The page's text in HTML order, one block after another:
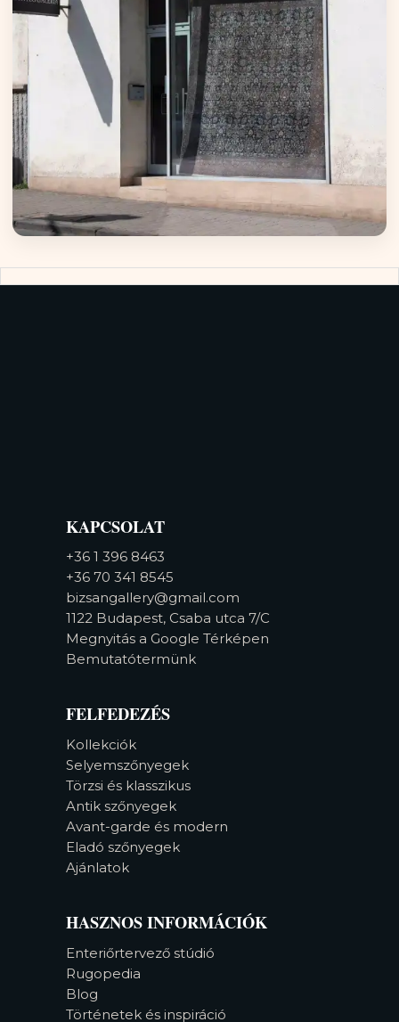
KAPCSOLAT
+36 1 396 8463
+36 70 341 8545
bizsangallery@gmail.com
1122 Budapest, Csaba utca 7/C
Megnyitás a Google Térképen
Bemutatótermünk
FELFEDEZÉS
Kollekciók
Selyemszőnyegek
Törzsi és klasszikus
Antik szőnyegek
Avant-garde és modern
Eladó szőnyegek
Ajánlatok
HASZNOS INFORMÁCIÓK
Enteriőrtervező stúdió
Rugopedia
Blog
Történetek és inspiráció